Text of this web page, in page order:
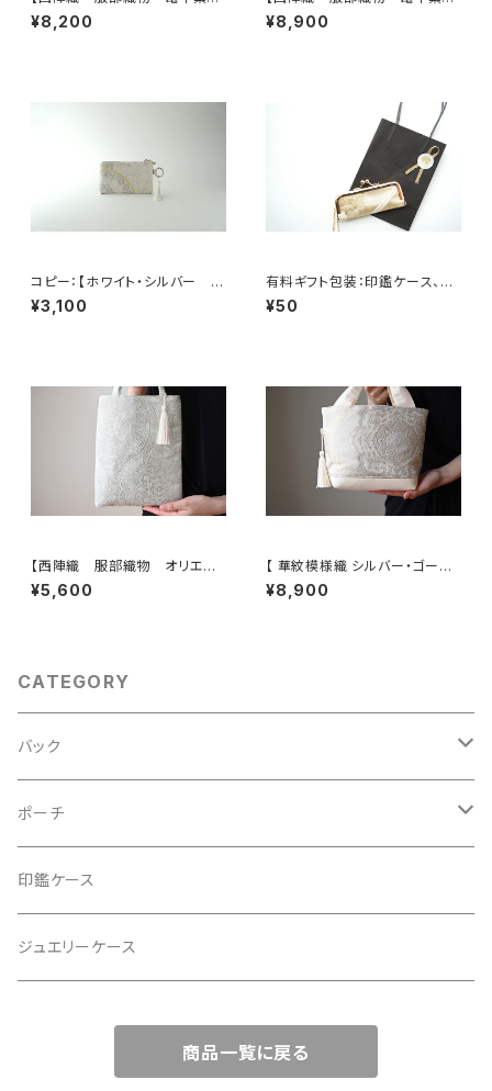
に鳳凰・花模様 帯リメイク
スマホショルダーバッグ】日常使
¥8,200
に鳳凰・花模様 帯リメイク ト
ートバッグ】日常使い、結婚式、パ
¥8,900
コピー：【ホワイト・シルバー シ
ルク帯 リメイク バッグチャー
ム型ミニポーチ】カードケース、
¥3,100
有料ギフト包装：印鑑ケース、ミ
ニジュエリケース用ミニショッピ
ングバック
¥50
【西陣織 服部織物 オリエン
ト更紗 華紋様 薄グリーン・シ
ルバー シルク帯リメイク ミニ
¥5,600
【 華紋模様織 シルバー・ゴール
ド 帯リメイク トート型バッグ】
日常使い、結婚式、パーティー、
¥8,900
CATEGORY
バック
2Wayクラッチバッグ＆ハンドバッグ
ハンドバッグ・ショルダーバッグ
スマホショルダー、サコッシュ
トートーバッグ
ポーチ
コロンとした大容量コスメポーチ
ミニポーチ
印鑑ケース
ジュエリーケース
商品一覧に戻る